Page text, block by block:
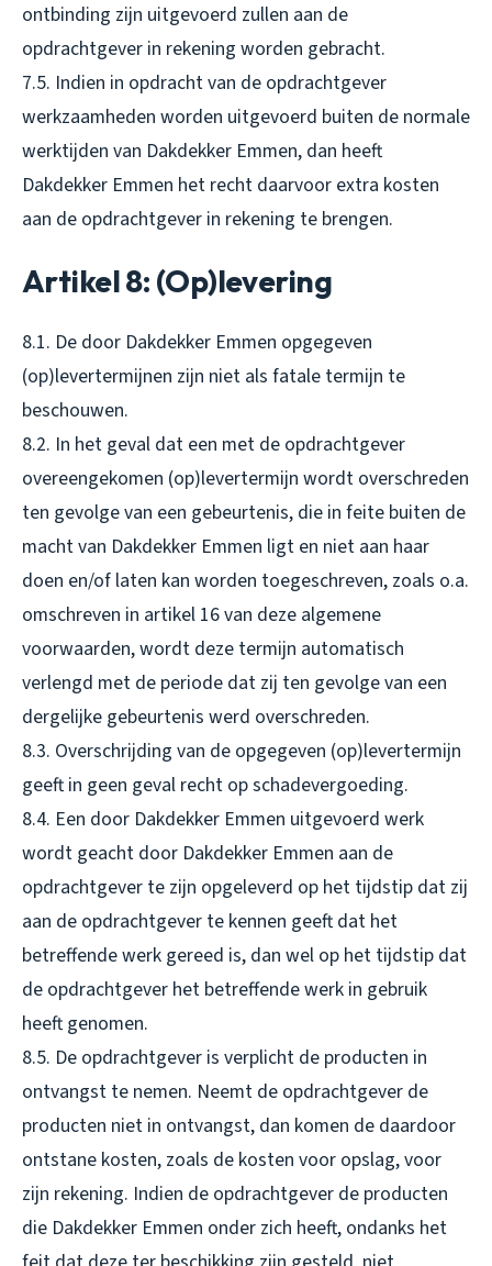
ontbinding zijn uitgevoerd zullen aan de
opdrachtgever in rekening worden gebracht.
7.5. Indien in opdracht van de opdrachtgever
werkzaamheden worden uitgevoerd buiten de normale
werktijden van Dakdekker Emmen, dan heeft
Dakdekker Emmen het recht daarvoor extra kosten
aan de opdrachtgever in rekening te brengen.
Artikel 8: (Op)levering
8.1. De door Dakdekker Emmen opgegeven
(op)levertermijnen zijn niet als fatale termijn te
beschouwen.
8.2. In het geval dat een met de opdrachtgever
overeengekomen (op)levertermijn wordt overschreden
ten gevolge van een gebeurtenis, die in feite buiten de
macht van Dakdekker Emmen ligt en niet aan haar
doen en/of laten kan worden toegeschreven, zoals o.a.
omschreven in artikel 16 van deze algemene
voorwaarden, wordt deze termijn automatisch
verlengd met de periode dat zij ten gevolge van een
dergelijke gebeurtenis werd overschreden.
8.3. Overschrijding van de opgegeven (op)levertermijn
geeft in geen geval recht op schadevergoeding.
8.4. Een door Dakdekker Emmen uitgevoerd werk
wordt geacht door Dakdekker Emmen aan de
opdrachtgever te zijn opgeleverd op het tijdstip dat zij
aan de opdrachtgever te kennen geeft dat het
betreffende werk gereed is, dan wel op het tijdstip dat
de opdrachtgever het betreffende werk in gebruik
heeft genomen.
8.5. De opdrachtgever is verplicht de producten in
ontvangst te nemen. Neemt de opdrachtgever de
producten niet in ontvangst, dan komen de daardoor
ontstane kosten, zoals de kosten voor opslag, voor
zijn rekening. Indien de opdrachtgever de producten
die Dakdekker Emmen onder zich heeft, ondanks het